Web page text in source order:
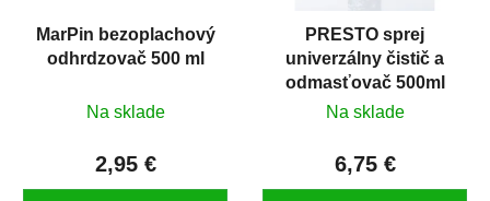
MarPin bezoplachový
odhrdzovač 500 ml
Na sklade
2,95 €
PRESTO sprej
univerzálny čistič a
odmasťovač 500ml
Na sklade
6,75 €